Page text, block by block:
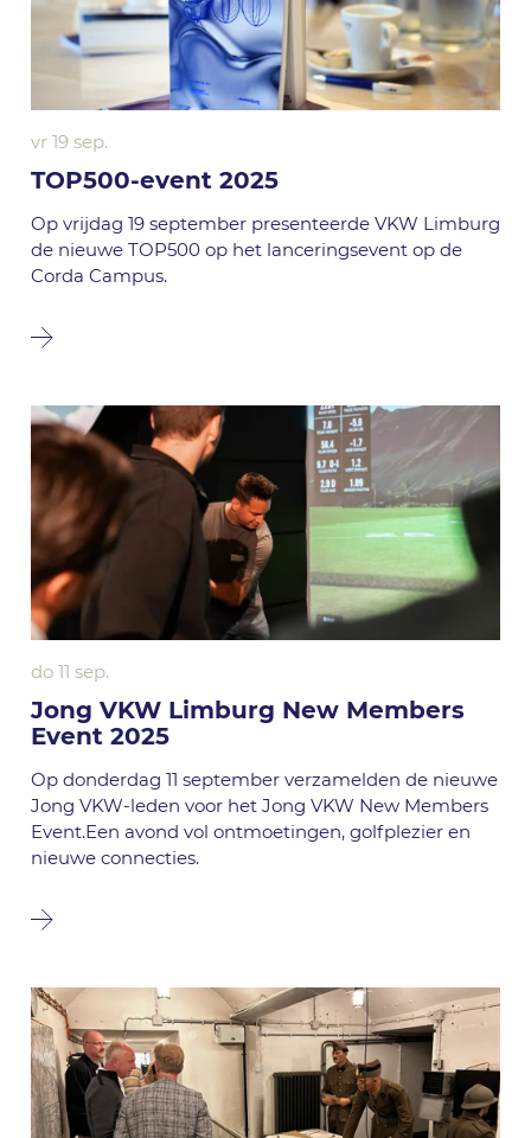
vr 19 sep.
TOP500-event 2025
Op vrijdag 19 september presenteerde VKW Limburg
de nieuwe TOP500 op het lanceringsevent op de
Corda Campus.
do 11 sep.
Jong VKW Limburg New Members
Event 2025
Op donderdag 11 september verzamelden de nieuwe
Jong VKW-leden voor het Jong VKW New Members
Event.Een avond vol ontmoetingen, golfplezier en
nieuwe connecties.